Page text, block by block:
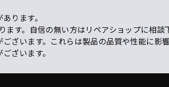
ります。
す。自信の無い方はリペアショップに相談
います。これらは製品の品質や性能に影
ざいます。